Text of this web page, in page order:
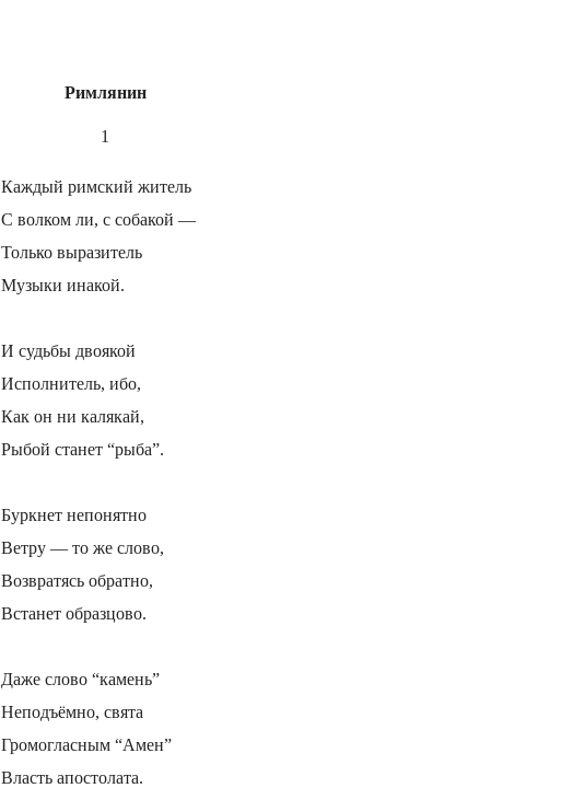
Римлянин
1
Каждый римский житель
С волком ли, с собакой —
Только выразитель
Музыки инакой.
И судьбы двоякой
Исполнитель, ибо,
Как он ни калякай,
Рыбой станет “рыба”.
Буркнет непонятно
Ветру — то же слово,
Возвратясь обратно,
Встанет образцово.
Даже слово “камень”
Неподъёмно, свята
Громогласным “Амен”
Власть апостолата.